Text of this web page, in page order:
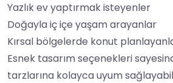
Yazlık ev yaptırmak isteyenler
Doğayla iç içe yaşam arayanlar
Kırsal bölgelerde konut
Esnek tasarım seçenekleri
tarzlarına kolayca uyum